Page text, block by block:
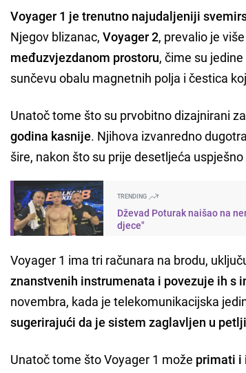
Voyager 1 je trenutno najudaljeniji
Njegov blizanac,Voyager 2, prevalio je
međuzvjezdanom prostoru, čime su
sunčevu obalu magnetnih polja i čestica
Unatoč tome što su prvobitno dizajnirani
godina kasnije. Njihova izvanredno
šire, nakon što su prije desetljeća uspješno
TRENDING
Dževad Poturak naišao na
djece"
Voyager 1 ima tri računara na brodu,
znanstvenih instrumenata i povezuje ih s
novembra, kada je telekomunikacijska
sugerirajući da je sistem zaglavljen u petlji
Unatoč tome što Voyager 1 može primati i